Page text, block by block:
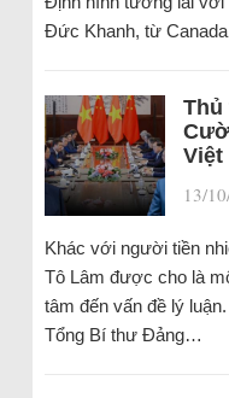
Đức Khanh, từ
Thủ
Việt
13/
Khác với người tiền
Tô Lâm được cho là
tâm đến vấn đề lý
Tổng Bí thư Đảng…